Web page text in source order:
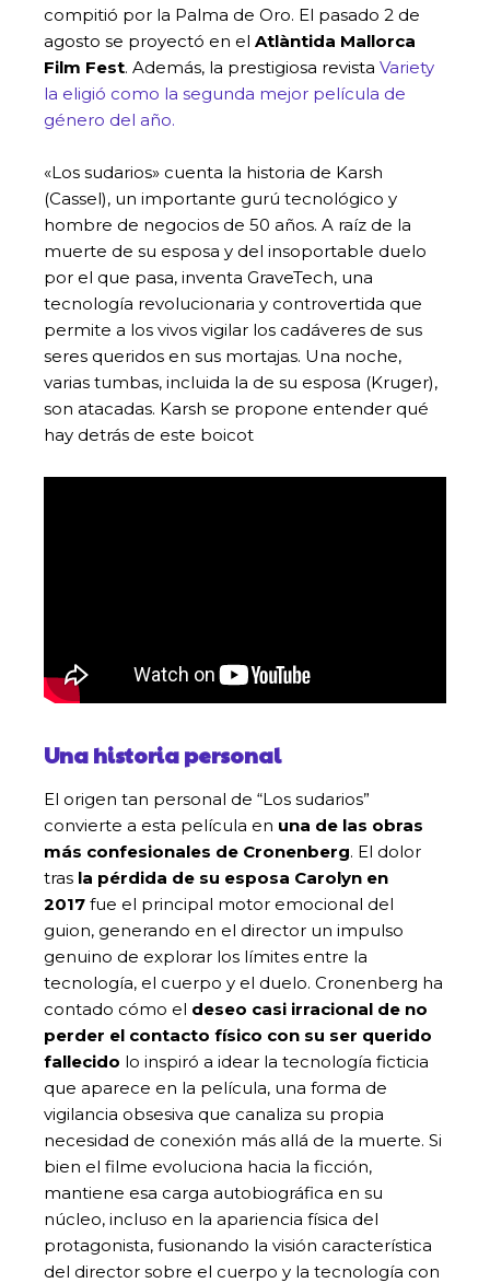
compitió por la Palma de Oro. El pasado 2 de
agosto se proyectó en el Atlàntida Mallorca
Film Fest. Además, la prestigiosa revista Variety
la eligió como la segunda mejor película de
género del año.
«Los sudarios» cuenta la historia de Karsh
(Cassel), un importante gurú tecnológico y
hombre de negocios de 50 años. A raíz de la
muerte de su esposa y del insoportable duelo
por el que pasa, inventa GraveTech, una
tecnología revolucionaria y controvertida que
permite a los vivos vigilar los cadáveres de sus
seres queridos en sus mortajas. Una noche,
varias tumbas, incluida la de su esposa (Kruger),
son atacadas. Karsh se propone entender qué
hay detrás de este boicot
Una historia personal
El origen tan personal de “Los sudarios”
convierte a esta película en una de las obras
más confesionales de Cronenberg. El dolor
tras la pérdida de su esposa Carolyn en
2017 fue el principal motor emocional del
guion, generando en el director un impulso
genuino de explorar los límites entre la
tecnología, el cuerpo y el duelo. Cronenberg ha
contado cómo el deseo casi irracional de no
perder el contacto físico con su ser querido
fallecido lo inspiró a idear la tecnología ficticia
que aparece en la película, una forma de
vigilancia obsesiva que canaliza su propia
necesidad de conexión más allá de la muerte. Si
bien el filme evoluciona hacia la ficción,
mantiene esa carga autobiográfica en su
núcleo, incluso en la apariencia física del
protagonista, fusionando la visión característica
del director sobre el cuerpo y la tecnología con